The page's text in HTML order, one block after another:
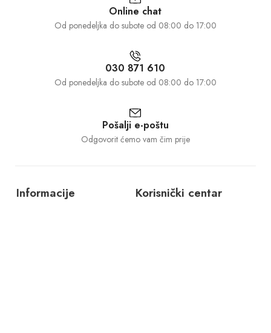
Online chat
Od ponedeljka do subote od 08:00 do 17:00
030 871 610
Od ponedeljka do subote od 08:00 do 17:00
Pošalji e-poštu
Odgovorit ćemo vam čim prije
Informacije Korisnički centar